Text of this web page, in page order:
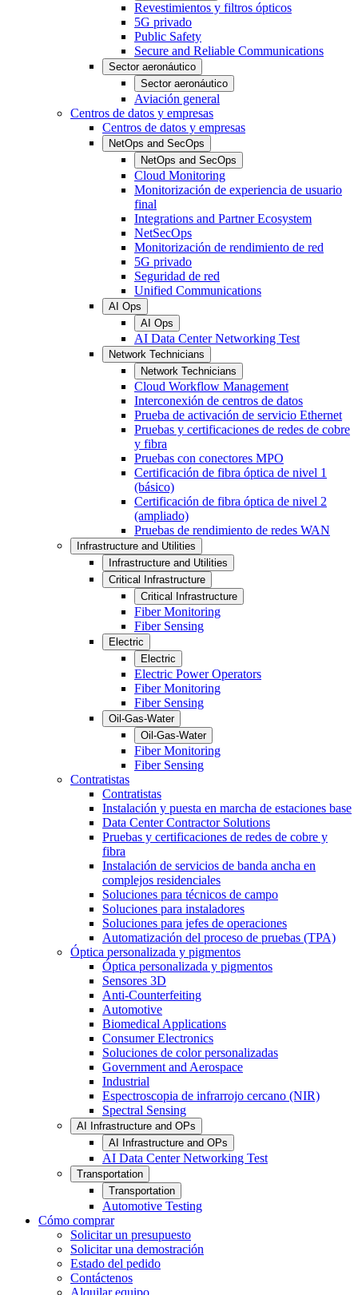
Revestimientos y filtros ópticos
5G privado
Public Safety
Secure and Reliable Communications
Sector aeronáutico
Sector aeronáutico
Aviación general
Centros de datos y empresas
Centros de datos y empresas
NetOps and SecOps
NetOps and SecOps
Cloud Monitoring
Monitorización de experiencia de usuario
final
Integrations and Partner Ecosystem
NetSecOps
Monitorización de rendimiento de red
5G privado
Seguridad de red
Unified Communications
AI Ops
AI Ops
AI Data Center Networking Test
Network Technicians
Network Technicians
Cloud Workflow Management
Interconexión de centros de datos
Prueba de activación de servicio Ethernet
Pruebas y certificaciones de redes de cobre
y fibra
Pruebas con conectores MPO
Certificación de fibra óptica de nivel 1
(básico)
Certificación de fibra óptica de nivel 2
(ampliado)
Pruebas de rendimiento de redes WAN
Infrastructure and Utilities
Infrastructure and Utilities
Critical Infrastructure
Critical Infrastructure
Fiber Monitoring
Fiber Sensing
Electric
Electric
Electric Power Operators
Fiber Monitoring
Fiber Sensing
Oil-Gas-Water
Oil-Gas-Water
Fiber Monitoring
Fiber Sensing
Contratistas
Contratistas
Instalación y puesta en marcha de estaciones base
Data Center Contractor Solutions
Pruebas y certificaciones de redes de cobre y
fibra
Instalación de servicios de banda ancha en
complejos residenciales
Soluciones para técnicos de campo
Soluciones para instaladores
Soluciones para jefes de operaciones
Automatización del proceso de pruebas (TPA)
Óptica personalizada y pigmentos
Óptica personalizada y pigmentos
Sensores 3D
Anti-Counterfeiting
Automotive
Biomedical Applications
Consumer Electronics
Soluciones de color personalizadas
Government and Aerospace
Industrial
Espectroscopia de infrarrojo cercano (NIR)
Spectral Sensing
AI Infrastructure and OPs
AI Infrastructure and OPs
AI Data Center Networking Test
Transportation
Transportation
Automotive Testing
Cómo comprar
Solicitar un presupuesto
Solicitar una demostración
Estado del pedido
Contáctenos